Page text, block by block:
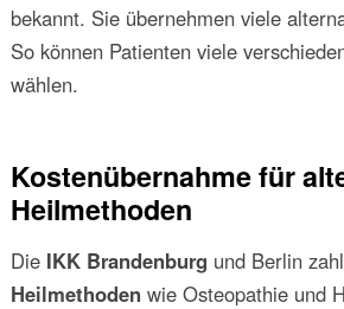
bekannt. Sie übernehmen viele
So können Patienten viele
wählen.
Kostenübernahme für
Heilmethoden
Die IKK Brandenburg und Berlin
Heilmethoden wie Osteopathie und